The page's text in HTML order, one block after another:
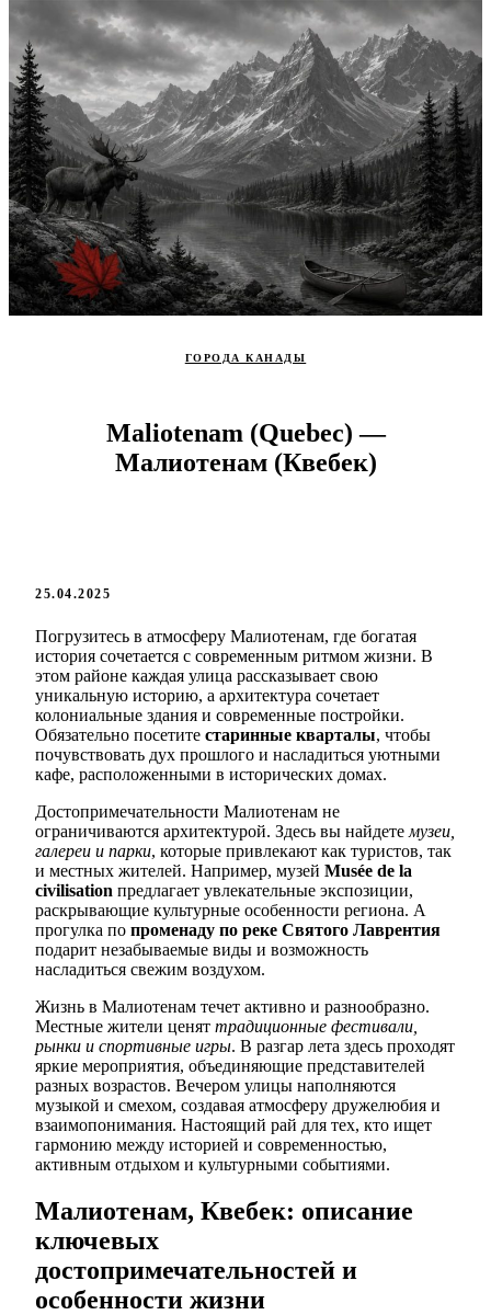
ГОРОДА КАНАДЫ
Maliotenam (Quebec) —
Малиотенам (Квебек)
25.04.2025
Погрузитесь в атмосферу Малиотенам, где богатая
история сочетается с современным ритмом жизни. В
этом районе каждая улица рассказывает свою
уникальную историю, а архитектура сочетает
колониальные здания и современные постройки.
Обязательно посетите старинные кварталы, чтобы
почувствовать дух прошлого и насладиться уютными
кафе, расположенными в исторических домах.
Достопримечательности Малиотенам не
ограничиваются архитектурой. Здесь вы найдете музеи,
галереи и парки, которые привлекают как туристов, так
и местных жителей. Например, музей Musée de la
civilisation предлагает увлекательные экспозиции,
раскрывающие культурные особенности региона. А
прогулка по променаду по реке Святого Лаврентия
подарит незабываемые виды и возможность
насладиться свежим воздухом.
Жизнь в Малиотенам течет активно и разнообразно.
Местные жители ценят традиционные фестивали,
рынки и спортивные игры. В разгар лета здесь проходят
яркие мероприятия, объединяющие представителей
разных возрастов. Вечером улицы наполняются
музыкой и смехом, создавая атмосферу дружелюбия и
взаимопонимания. Настоящий рай для тех, кто ищет
гармонию между историей и современностью,
активным отдыхом и культурными событиями.
Малиотенам, Квебек: описание
ключевых
достопримечательностей и
особенности жизни